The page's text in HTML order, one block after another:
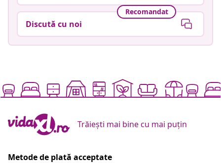
Recomandat
Discută cu noi
Trăiești mai bine cu mai puțin
Metode de plată acceptate